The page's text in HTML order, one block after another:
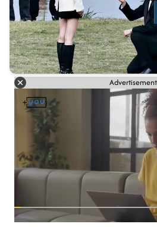
Advertisement